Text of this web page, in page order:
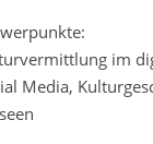
im
Media,